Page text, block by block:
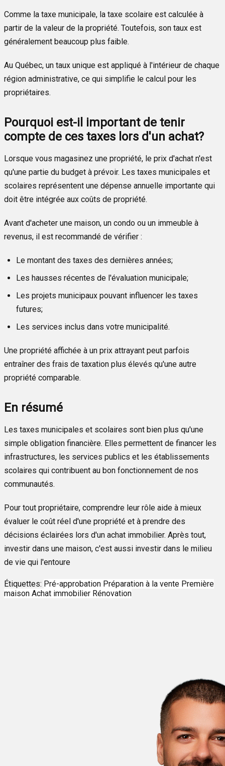
Comme la taxe municipale, la taxe scolaire est calculée à
partir de la valeur de la propriété. Toutefois, son taux est
généralement beaucoup plus faible.
Au Québec, un taux unique est appliqué à l'intérieur de chaque
région administrative, ce qui simplifie le calcul pour les
propriétaires.
Pourquoi est-il important de tenir
compte de ces taxes lors d'un achat?
Lorsque vous magasinez une propriété, le prix d'achat n'est
qu'une partie du budget à prévoir. Les taxes municipales et
scolaires représentent une dépense annuelle importante qui
doit être intégrée aux coûts de propriété.
Avant d'acheter une maison, un condo ou un immeuble à
revenus, il est recommandé de vérifier :
Le montant des taxes des dernières années;
Les hausses récentes de l'évaluation municipale;
Les projets municipaux pouvant influencer les taxes
futures;
Les services inclus dans votre municipalité.
Une propriété affichée à un prix attrayant peut parfois
entraîner des frais de taxation plus élevés qu'une autre
propriété comparable.
En résumé
Les taxes municipales et scolaires sont bien plus qu'une
simple obligation financière. Elles permettent de financer les
infrastructures, les services publics et les établissements
scolaires qui contribuent au bon fonctionnement de nos
communautés.
Pour tout propriétaire, comprendre leur rôle aide à mieux
évaluer le coût réel d'une propriété et à prendre des
décisions éclairées lors d'un achat immobilier. Après tout,
investir dans une maison, c'est aussi investir dans le milieu
de vie qui l'entoure
Étiquettes: Pré-approbation Préparation à la vente Première
maison Achat immobilier Rénovation